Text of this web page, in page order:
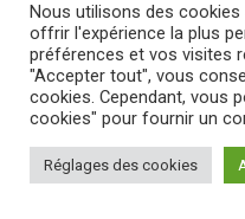
Nous utilisons des
offrir l'expérience la plus
préférences et vos visites
"Accepter tout", vous
cookies. Cependant, vous
cookies" pour fournir un
Réglages des cookies